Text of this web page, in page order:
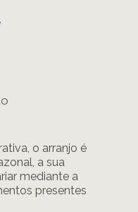
o arranjo é
a sua
mediante a
presentes